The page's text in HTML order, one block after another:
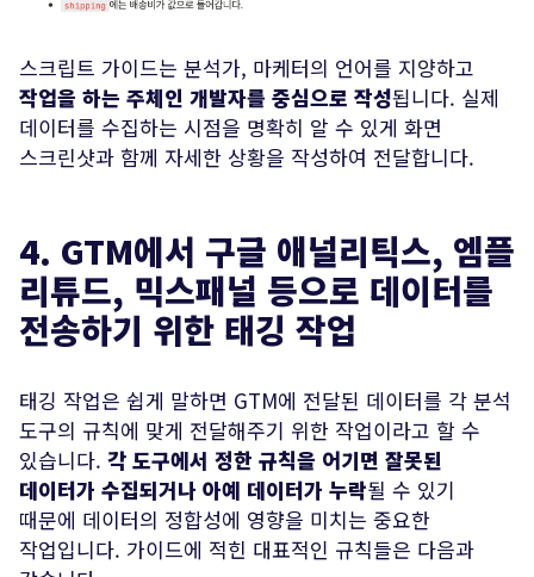
스크립트 가이드는 분석가, 마케터의 언어를 지양하고
작업을 하는 주체인 개발자를 중심으로 작성됩니다. 실제
데이터를 수집하는 시점을 명확히 알 수 있게 화면
스크린샷과 함께 자세한 상황을 작성하여 전달합니다.
4. GTM에서 구글 애널리틱스, 엠플
리튜드, 믹스패널 등으로 데이터를
전송하기 위한 태깅 작업
태깅 작업은 쉽게 말하면 GTM에 전달된 데이터를 각 분석
도구의 규칙에 맞게 전달해주기 위한 작업이라고 할 수
있습니다. 각 도구에서 정한 규칙을 어기면 잘못된
데이터가 수집되거나 아예 데이터가 누락될 수 있기
때문에 데이터의 정합성에 영향을 미치는 중요한
작업입니다. 가이드에 적힌 대표적인 규칙들은 다음과